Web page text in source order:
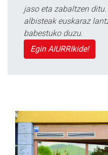
jaso eta zabaltzen
albisteak euskaraz
babestuko duzu.
Egin AIURRIkide!